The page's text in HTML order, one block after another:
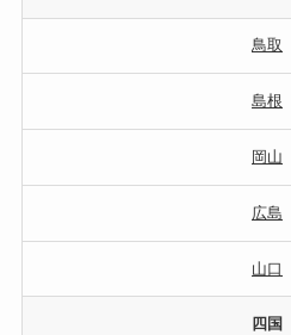
鳥取
島根
岡山
広島
山口
四国